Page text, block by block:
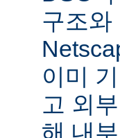
구조와
이미
고 외
해 내